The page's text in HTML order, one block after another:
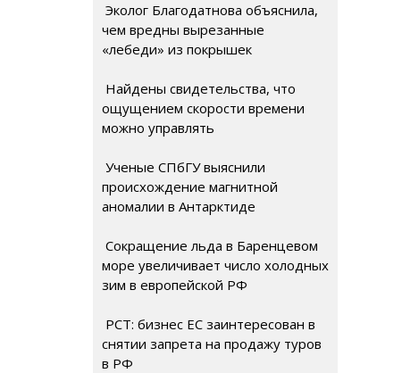
Эколог Благодатнова объяснила,
чем вредны вырезанные
«лебеди» из покрышек
Найдены свидетельства, что
ощущением скорости времени
можно управлять
Ученые СПбГУ выяснили
происхождение магнитной
аномалии в Антарктиде
Сокращение льда в Баренцевом
море увеличивает число холодных
зим в европейской РФ
РСТ: бизнес ЕС заинтересован в
снятии запрета на продажу туров
в РФ